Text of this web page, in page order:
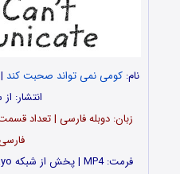
نام:کومی نمی تواند صحبت کند
انتشار: از
فرمت: MP4 | پخش از شبکه TV Tokyo ژاپن | امتیاز: 7.8 از 10